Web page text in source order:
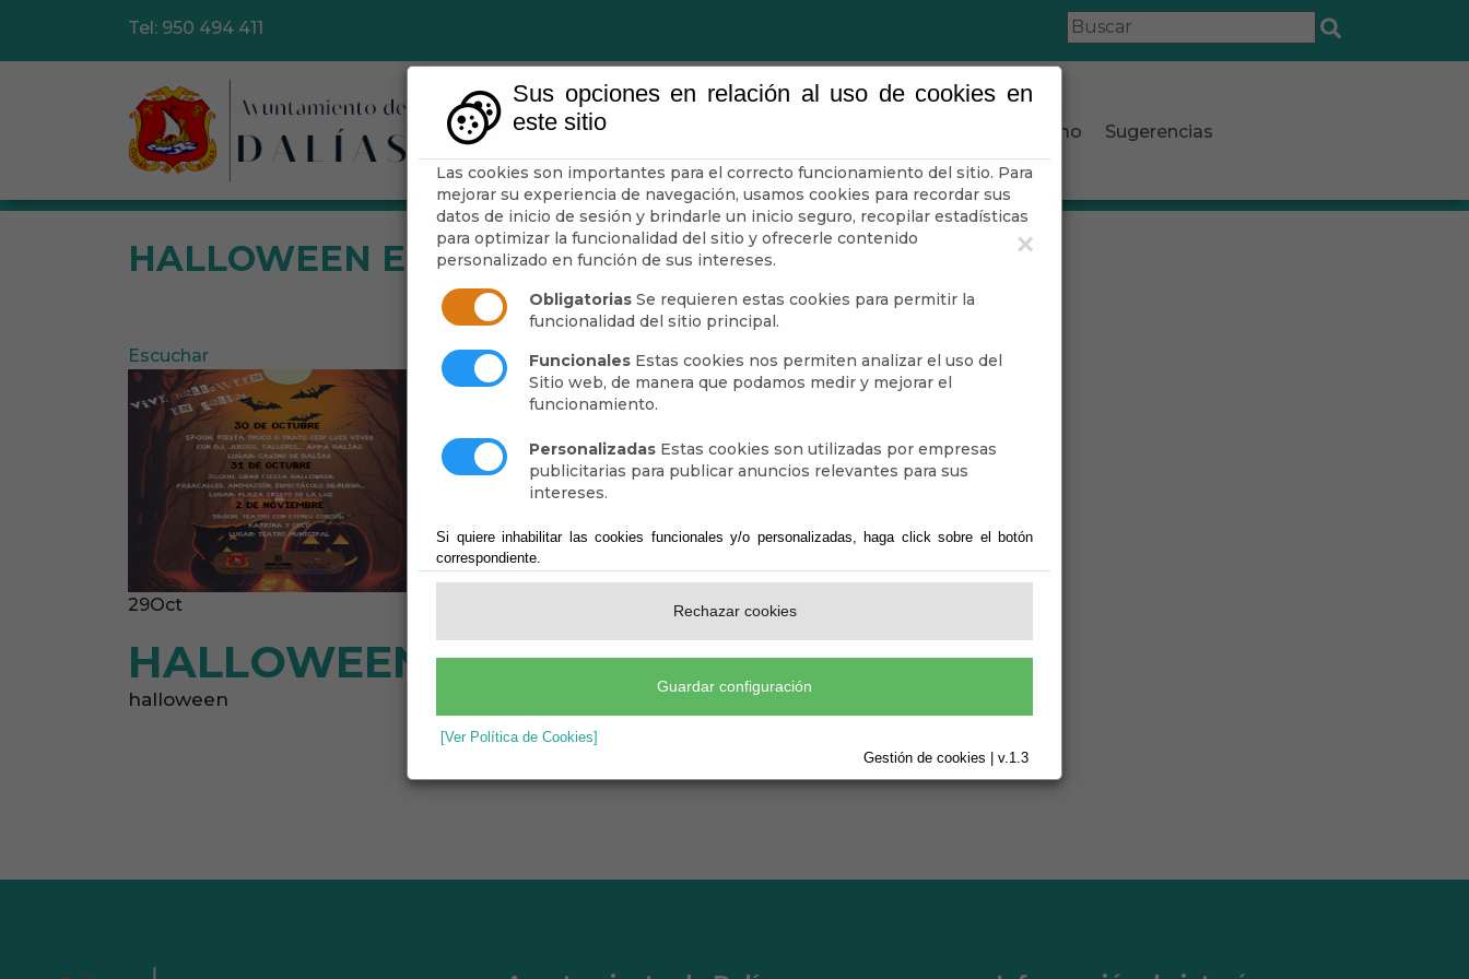
×
Sus opciones en relación al uso de cookies en
este sitio
Las cookies son importantes para el correcto funcionamiento del sitio. Para
mejorar su experiencia de navegación, usamos cookies para recordar sus
datos de inicio de sesión y brindarle un inicio seguro, recopilar estadísticas
para optimizar la funcionalidad del sitio y ofrecerle contenido
personalizado en función de sus intereses.
Obligatorias Se requieren estas cookies para permitir la
funcionalidad del sitio principal.
Funcionales Estas cookies nos permiten analizar el uso del
Sitio web, de manera que podamos medir y mejorar el
funcionamiento.
Personalizadas Estas cookies son utilizadas por empresas
publicitarias para publicar anuncios relevantes para sus
intereses.
Si quiere inhabilitar las cookies funcionales y/o personalizadas, haga click sobre el botón
correspondiente.
Rechazar cookies
Guardar configuración
[Ver Política de Cookies]
Gestión de cookies | v.1.3
Tel: 950 494 411
Ayuntamiento Turismo Sugerencias
HALLOWEEN EN DALÍAS
Escuchar
29Oct
HALLOWEEN EN DALÍAS
halloween